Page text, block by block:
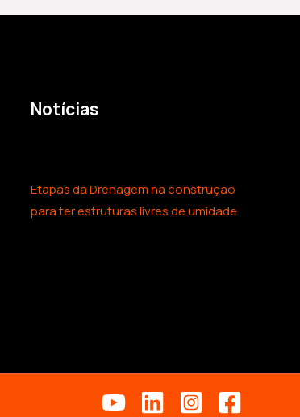
Notícias
Etapas da Drenagem na construção
para ter estruturas livres de umidade